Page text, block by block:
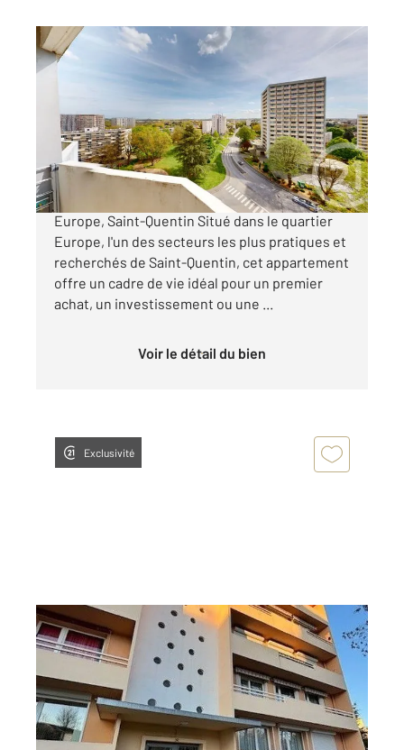
ST QUENTIN 02
60,61 m
, 4 pièces
Appartement F3 à vendre
55 000 €
À vendre Appartement 2 chambres Quartier
Europe, Saint-Quentin Situé dans le quartier
Europe, l'un des secteurs les plus pratiques et
recherchés de Saint-Quentin, cet appartement
offre un cadre de vie idéal pour un premier
achat, un investissement ou une ...
Voir le détail du bien
Exclusivité
ST QUENTIN 02
66 m2, 5 pièces
Ref : 13837
Appartement F4 à vendre
49 990 €